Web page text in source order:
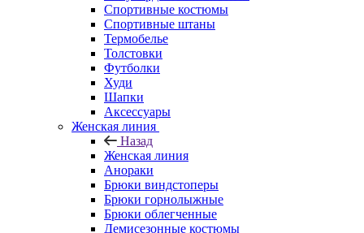
Спортивные костюмы
Спортивные штаны
Термобелье
Толстовки
Футболки
Худи
Шапки
Аксессуары
Женская линия
Назад
Женская линия
Анораки
Брюки виндстоперы
Брюки горнолыжные
Брюки облегченные
Демисезонные костюмы